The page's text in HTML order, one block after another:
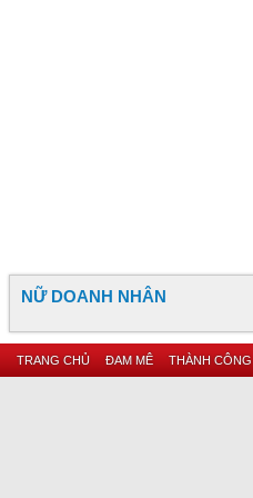
NỮ DOANH NHÂN
TRANG CHỦ ĐAM MÊ THÀNH CÔNG